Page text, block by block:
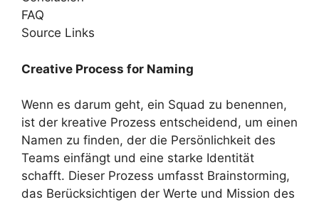
FAQ
Source Links
Creative Process for Naming
Wenn es darum geht, ein Squad zu benennen,
ist der kreative Prozess entscheidend, um einen
Namen zu finden, der die Persönlichkeit des
Teams einfängt und eine starke Identität
schafft. Dieser Prozess umfasst Brainstorming,
das Berücksichtigen der Werte und Mission des